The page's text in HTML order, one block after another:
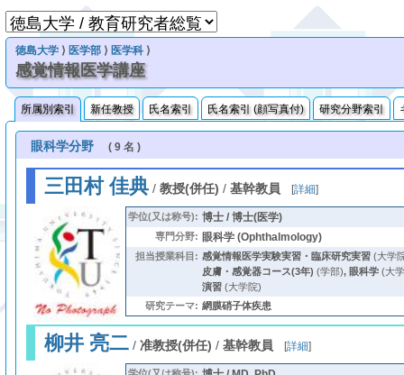
徳島大学 ⟩ 医学部 ⟩ 医学科 ⟩
感覚情報医学講座
所属別索引 新任教授 氏名索引 氏名索引 (顔写真付) 研究分野索引
眼科学分野 ( 9 名 )
三田村 佳典/ 教授(併任) / 基幹教員 [詳細]
学位(又は称号): 博士 / 博士(医学)
専門分野: 眼科学 (Ophthalmology)
担当授業科目: 感覚情報医学実験実習・臨床研究実習(大学
皮膚・感覚器コース(3年) (学部), 眼科学(大
演習(大学院)
研究テーマ: 網膜硝子体疾患
柳井 亮二/ 准教授(併任) / 基幹教員 [詳細]